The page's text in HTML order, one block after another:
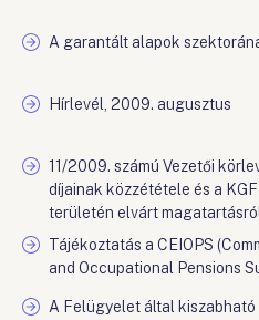
A garantált alapok
Hírlevél, 2009. augusztus
11/2009. számú Vezetői
díjainak közzététele és a
területén elvárt
Tájékoztatás a CEIOPS
and Occupational Pensions
A Felügyelet által